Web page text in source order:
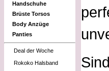
Handschuhe
Brüste Torsos
Body Anzüge
Panties
Deal der Woche
Rokoko Halsband